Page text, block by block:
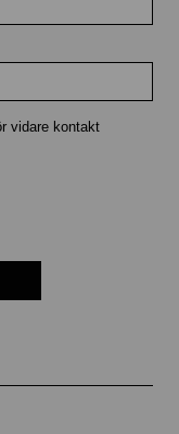
vidare kontakt